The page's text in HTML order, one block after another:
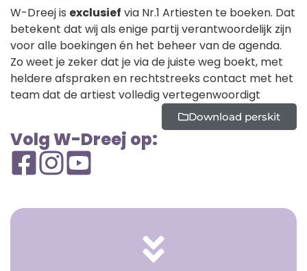
W-Dreej is exclusief via Nr.1 Artiesten te boeken. Dat
betekent dat wij als enige partij verantwoordelijk zijn
voor alle boekingen én het beheer van de agenda.
Zo weet je zeker dat je via de juiste weg boekt, met
heldere afspraken en rechtstreeks contact met het
team dat de artiest volledig vertegenwoordigt
Download perskit
Volg W-Dreej op: